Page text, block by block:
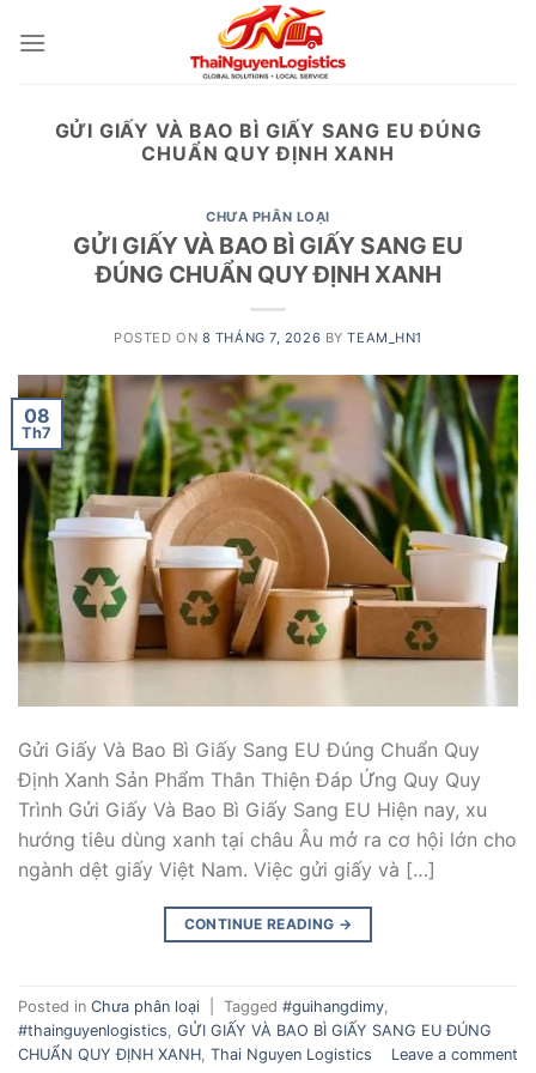
GỬI GIẤY VÀ BAO BÌ GIẤY SANG EU ĐÚNG
CHUẨN QUY ĐỊNH XANH
CHƯA PHÂN LOẠI
GỬI GIẤY VÀ BAO BÌ GIẤY SANG EU
ĐÚNG CHUẨN QUY ĐỊNH XANH
POSTED ON 8 THÁNG 7, 2026 BYTEAM_HN1
08
Th7
Gửi Giấy Và Bao Bì Giấy Sang EU Đúng Chuẩn Quy
Định Xanh Sản Phẩm Thân Thiện Đáp Ứng Quy Quy
Trình Gửi Giấy Và Bao Bì Giấy Sang EU Hiện nay, xu
hướng tiêu dùng xanh tại châu Âu mở ra cơ hội lớn cho
ngành dệt giấy Việt Nam. Việc gửi giấy và […]
CONTINUE READING →
Posted in Chưa phân loại Tagged #guihangdimy
#thainguyenlogistics GỬI GIẤY VÀ BAO BÌ GIẤY SANG EU ĐÚNG
CHUẨN QUY ĐỊNH XANH Thai Nguyen Logistics Leave a comment